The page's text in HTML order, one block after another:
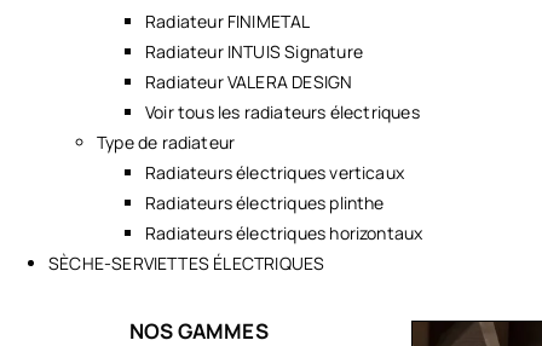
Radiateur FINIMETAL
Radiateur INTUIS Signature
Radiateur VALERA DESIGN
Voir tous les radiateurs électriques
Type de radiateur
Radiateurs électriques verticaux
Radiateurs électriques plinthe
Radiateurs électriques horizontaux
SÈCHE-SERVIETTES ÉLECTRIQUES
NOS GAMMES